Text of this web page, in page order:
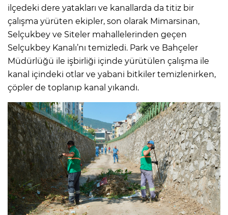
ilçedeki dere yatakları ve kanallarda da titiz bir
çalışma yürüten ekipler, son olarak Mimarsinan,
Selçukbey ve Siteler mahallelerinden geçen
Selçukbey Kanalı’nı temizledi. Park ve Bahçeler
Müdürlüğü ile işbirliği içinde yürütülen çalışma ile
kanal içindeki otlar ve yabani bitkiler temizlenirken,
çöpler de toplanıp kanal yıkandı.